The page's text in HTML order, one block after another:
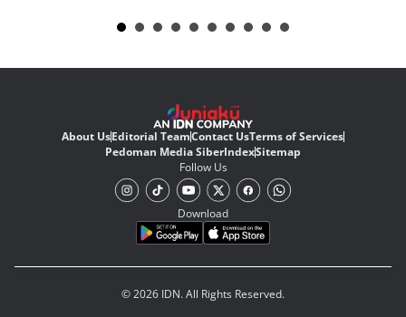
About UsEditorial TeamContact UsTerms of Services
Pedoman Media SiberIndexSitemap
Follow Us
Download
© 2026 IDN. All Rights Reserved.